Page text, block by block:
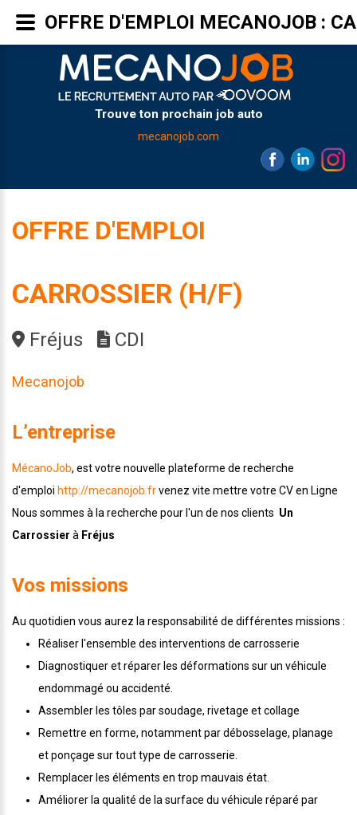
Trouve ton prochain job auto
mecanojob.com
OFFRE D'EMPLOI
CARROSSIER (H/F)
Fréjus CDI
Mecanojob
L’entreprise
MécanoJob, est votre nouvelle plateforme de recherche
d'emploi http://mecanojob.frvenez vite mettre votre CV en Ligne
Nous sommes à la recherche pour l'un de nos clients Un
Carrossier à Fréjus
Vos missions
Au quotidien vous aurez la responsabilité de différentes missions :
Réaliser l'ensemble des interventions de carrosserie
Diagnostiquer et réparer les déformations sur un véhicule
endommagé ou accidenté.
Assembler les tôles par soudage, rivetage et collage
Remettre en forme, notamment par débosselage, planage
et ponçage sur tout type de carrosserie.
Remplacer les éléments en trop mauvais état.
Améliorer la qualité de la surface du véhicule réparé par
OFFRE D'EMPLOI MECANOJOB :